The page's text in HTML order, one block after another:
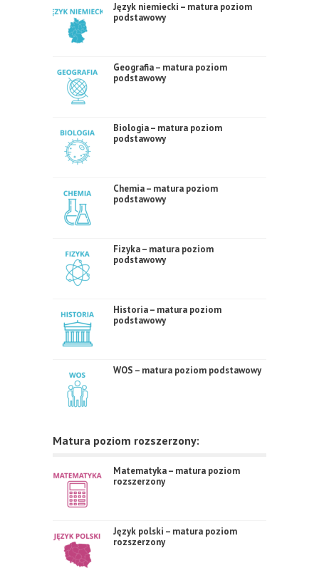
Język niemiecki – matura poziom
podstawowy
Geografia – matura poziom
podstawowy
Biologia – matura poziom
podstawowy
Chemia – matura poziom
podstawowy
Fizyka – matura poziom
podstawowy
Historia – matura poziom
podstawowy
WOS – matura poziom podstawowy
Matura poziom rozszerzony:
Matematyka – matura poziom
rozszerzony
Język polski – matura poziom
rozszerzony